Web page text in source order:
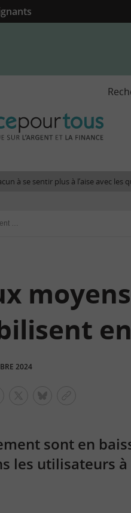
finance
site
à se sentir plus à l’aise avec
Les fraudes aux moyens de paiement se stabilisent en 2023
2024
sont en
les utilisateurs